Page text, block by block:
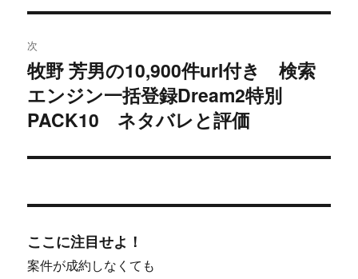
シ
ョ
ン
次
次
の
投
牧野 芳男の10,900件url付き 検索
エンジン一括登録Dream2特別
PACK10 ネタバレと評価
ここに注目せよ！
案件が成約しなくても